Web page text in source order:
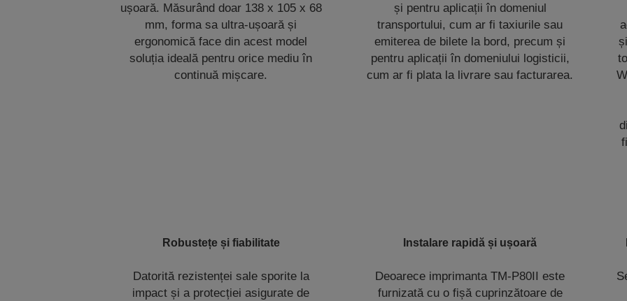
ușoară. Măsurând doar 138 x 105 x 68
mm, forma sa ultra-ușoară și
ergonomică face din acest model
soluția ideală pentru orice mediu în
continuă mișcare.
și pentru aplicații în domeniul
transportului, cum ar fi taxiurile sau
emiterea de bilete la bord, precum și
pentru aplicații în domeniului logisticii,
cum ar fi plata la livrare sau facturarea.
Robustețe și fiabilitate
Datorită rezistenței sale sporite la
impact și a protecției asigurate de
Instalare rapidă și ușoară
Deoarece imprimanta TM-P80II este
furnizată cu o fișă cuprinzătoare de